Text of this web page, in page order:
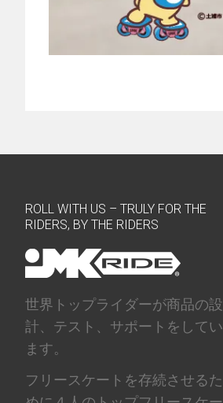
ROLL WITH US – TRULY FOR THE
RIDERS, BY THE RIDERS
世界トップライダーが商品の設
計、テスト、サポートをしてい
ます。
フリースケートを存続させるた